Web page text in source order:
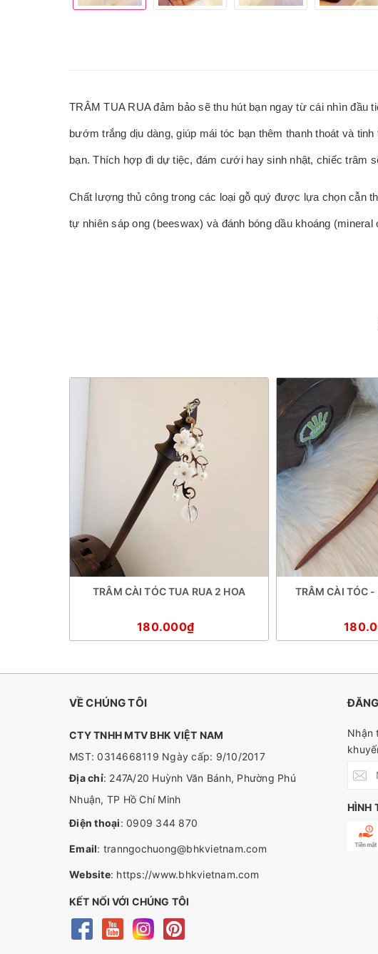
TRÂM TUA RUA đảm bảo sẽ thu hút bạn ngay từ cái nhìn
bướm trắng dịu dàng, giúp mái tóc bạn thêm thanh thoát và
bạn. Thích hợp đi dự tiệc, đám cưới hay sinh nhật, chiếc trâm
Chất lượng thủ công trong các loại gỗ quý được lựa chọn cẫn
tự nhiên sáp ong (beeswax) và đánh bóng dầu khoáng (mineral
TRÂM CÀI TÓC TUA RUA 2 HOA
180.000₫
TRÂM CÀI TÓC
VỀ CHÚNG TÔI
CTY TNHH MTV BHK VIỆT NAM
MST: 0314668119 Ngày cấp: 9/10/2017
Địa chỉ: 247A/20 Huỳnh Văn Bánh, Phường Phú
Nhuận, TP Hồ Chí Minh
Điện thoại: 0909 344 870
Email: tranngochuong@bhkvietnam.com
Website: https://www.bhkvietnam.com
KẾT NỐI VỚI CHÚNG TÔI
Nhận
HÌNH